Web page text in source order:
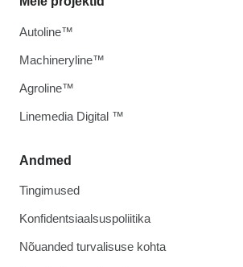
Andmed
Tingimused
Konfidentsiaalsuspoliitika
Nõuanded turvalisuse kohta
Autoline™
Machineryline™
Agroline™
Linemedia Digital ™